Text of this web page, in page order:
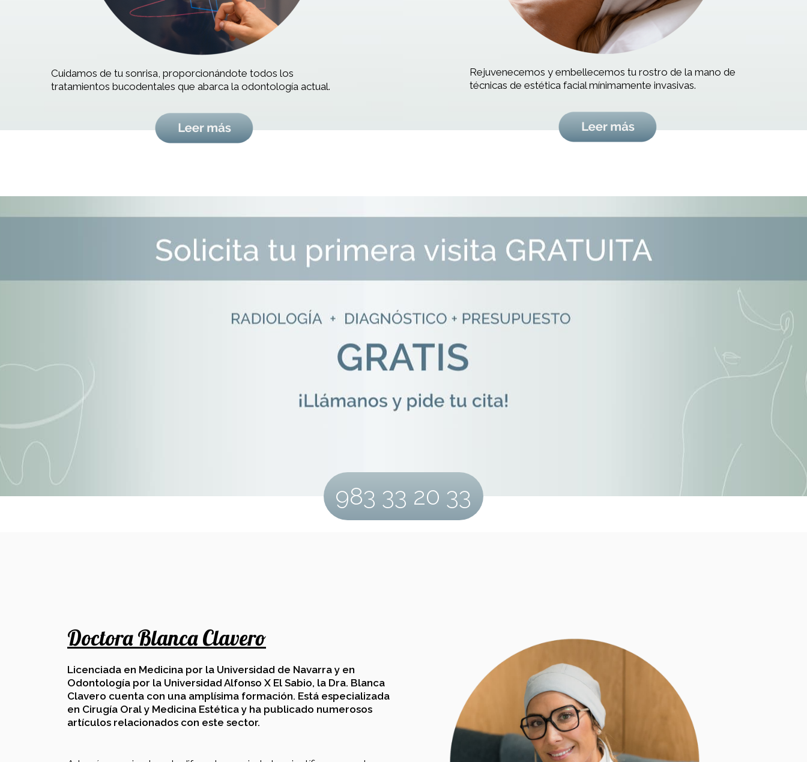
Cuidamos de tu sonrisa, proporcionándote todos los
tratamientos bucodentales que abarca la odontología actual.
Rejuvenecemos y embellecemos tu rostro de la mano de
técnicas de estética facial mínimamente invasivas.
983 33 20 33
Doctora Blanca Clavero
Licenciada en Medicina por la Universidad de Navarra y en
Odontología por la Universidad Alfonso X El Sabio, la Dra. Blanca
Clavero cuenta con una amplísima formación. Está especializada
en Cirugía Oral y Medicina Estética y ha publicado numerosos
artículos relacionados con este sector.